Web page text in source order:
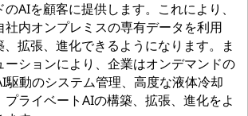
AIを顧客に提供します。これにより、
社内オンプレミスの専有データを利用
、拡張、進化できるようになります。ま
ーションにより、企業はオンデマンドの
駆動のシステム管理、高度な液体冷却
ライベートAIの構築、拡張、進化をよ